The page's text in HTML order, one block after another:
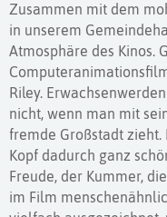
Zusammen mit dem
in unserem
Atmosphäre des Kinos.
Riley.
nicht, wenn man mit
fremde Großstadt zieht.
Kopf dadurch ganz
Freude, der Kummer,
im Film